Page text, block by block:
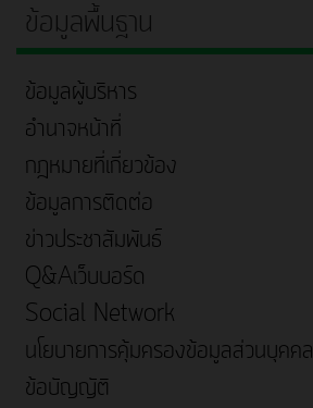
ข้อมูลพื้นฐาน
ข้อมูลผู้บริหาร
อำนาจหน้าที่
กฎหมายที่เกี่ยวข้อง
ข้อมูลการติดต่อ
ข่าวประชาสัมพันธ์
Q&Aเว็บบอร์ด
Social Network
นโยบายการคุ้มครองข้อมูลส่วนบุคคล
ข้อบัญญัติ